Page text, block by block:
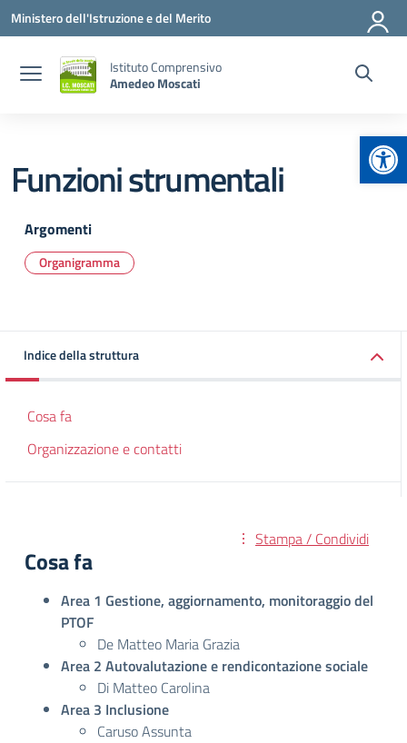
Vai ai contenuti
Vai al menu di navigazione
Vai al footer
Ministero dell'Istruzione e del Merito
Istituto Comprensivo
Amedeo Moscati
Funzioni strumentali
Argomenti
Organigramma
Indice della struttura
Cosa fa
Organizzazione e contatti
Stampa / Condividi
Cosa fa
Area 1 Gestione, aggiornamento, monitoraggio del
PTOF
De Matteo Maria Grazia
Area 2 Autovalutazione e rendicontazione sociale
Di Matteo Carolina
Area 3 Inclusione
Caruso Assunta